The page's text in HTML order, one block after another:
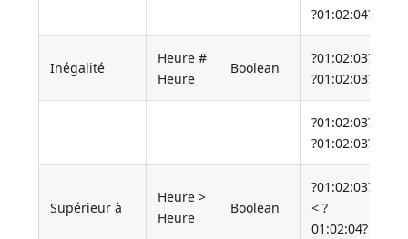
?01:02:04?
Inégalité
Heure #
Heure
Boolean
?01:02:03?
?01:02:03?
?01:02:03?
?01:02:03?
Supérieur à
Heure >
Heure
Boolean
?01:02:03?
< ?
01:02:04?